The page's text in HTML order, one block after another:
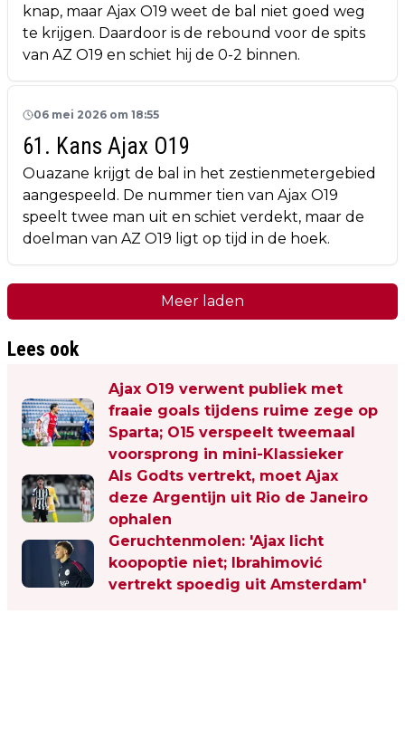
knap, maar Ajax O19 weet de bal niet goed weg
te krijgen. Daardoor is de rebound voor de spits
van AZ O19 en schiet hij de 0-2 binnen.
06 mei 2026 om 18:55
61. Kans Ajax O19
Ouazane krijgt de bal in het zestienmetergebied
aangespeeld. De nummer tien van Ajax O19
speelt twee man uit en schiet verdekt, maar de
doelman van AZ O19 ligt op tijd in de hoek.
Meer laden
Lees ook
Ajax O19 verwent publiek met
fraaie goals tijdens ruime zege op
Sparta; O15 verspeelt tweemaal
voorsprong in mini-Klassieker
Als Godts vertrekt, moet Ajax
deze Argentijn uit Rio de Janeiro
ophalen
Geruchtenmolen: 'Ajax licht
koopoptie niet; Ibrahimović
vertrekt spoedig uit Amsterdam'